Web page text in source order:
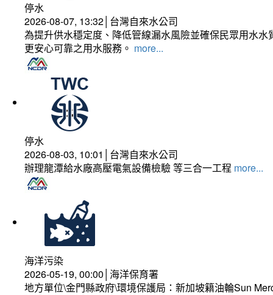
停水
2026-08-07, 13:32│台灣自來水公司
為提升供水穩定度、降低管線漏水風險並確保民眾用水
更安心可靠之用水服務。 more...
停水
2026-08-03, 10:01│台灣自來水公司
辦理龍潭給水廠高壓電氣設備檢驗 等三合一工程 more...
海洋污染
2026-05-19, 00:00│海洋保育署
地方單位\金門縣政府\環境保護局：新加坡籍油輪Sun